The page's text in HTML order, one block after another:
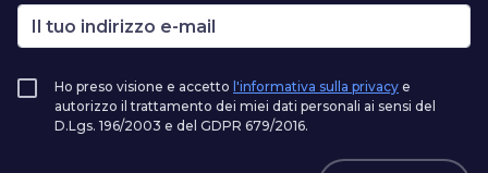
Ho preso visione e accetto l'informativa sulla privacy e
autorizzo il trattamento dei miei dati personali ai sensi del
D.Lgs. 196/2003 e del GDPR 679/2016.